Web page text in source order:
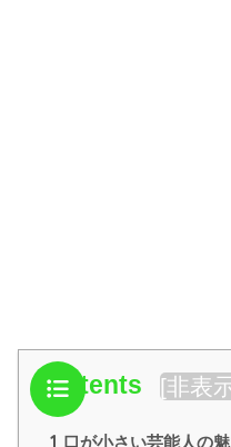
Contents [非表
1 口が小さい芸能人の